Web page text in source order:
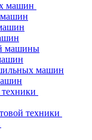
машин
машины
машин
техники